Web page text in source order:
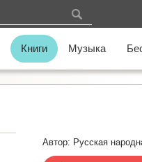
Книги Музыка
Автор: Русская